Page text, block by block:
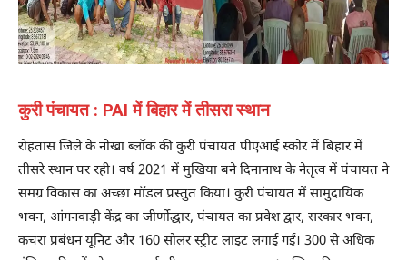
कुरी पंचायत : PAI में बिहार में तीसरा स्थान
रोहतास जिले के नोखा ब्लॉक की कुरी पंचायत पीएआई स्कोर में बिहार में
तीसरे स्थान पर रही। वर्ष 2021 में मुखिया बने दिनानाथ के नेतृत्व में पंचायत ने
समग्र विकास का अच्छा मॉडल प्रस्तुत किया। कुरी पंचायत में सामुदायिक
भवन, आंगनवाड़ी केंद्र का जीर्णोद्धार, पंचायत का प्रवेश द्वार, सरकार भवन,
कचरा प्रबंधन यूनिट और 160 सोलर स्ट्रीट लाइट लगाई गईं। 300 से अधिक